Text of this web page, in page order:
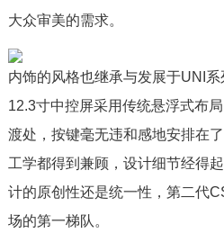
大众审美的需求。
内饰的风格也继承与发展于UNI
12.3寸中控屏采用传统悬浮式布
渡处，按键毫无违和感地安排在
工学都得到兼顾，设计细节经得
计的原创性还是统一性，第二代
场的第一梯队。